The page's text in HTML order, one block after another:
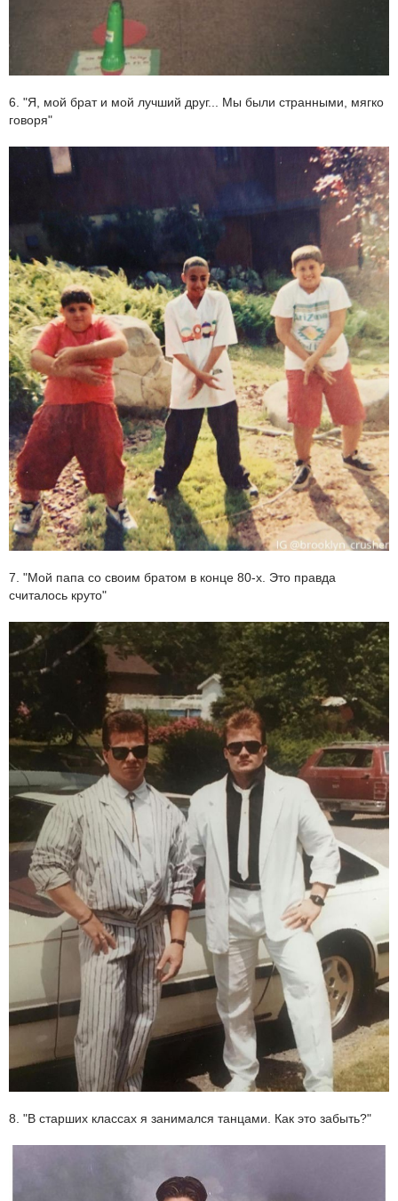
6. "Я, мой брат и мой лучший друг... Мы были странными, мягко
говоря"
7. "Мой папа со своим братом в конце 80-х. Это правда
считалось круто"
8. "В старших классах я занимался танцами. Как это забыть?"